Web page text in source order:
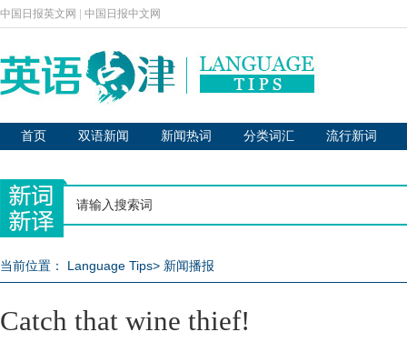
中国日报英文网 中国日报中文网
首页 双语新闻 新闻热词 分类词汇 流行新词
当前位置： Language Tips> 新闻播报
Catch that wine thief!